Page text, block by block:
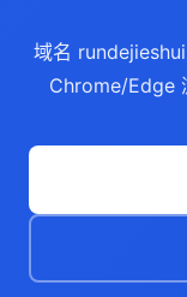
域名
Chrome/Edge